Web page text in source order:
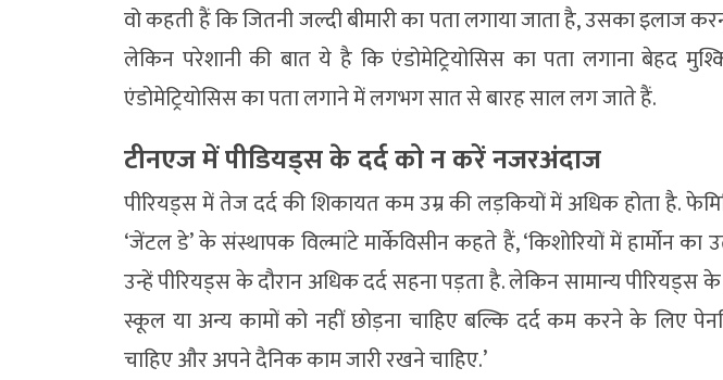
वो कहती हैं कि जितनी जल्दी बीमारी का पता लगाया जाता है, उसका इलाज
लेकिन परेशानी की बात ये है कि एंडोमेट्रियोसिस का पता लगाना बेहद
एंडोमेट्रियोसिस का पता लगाने में लगभग सात से बारह साल लग जाते हैं.
टीनएज में पीडियड्स के दर्द को न करें नजरअंदाज
पीरियड्स में तेज दर्द की शिकायत कम उम्र की लड़कियों में अधिक होता है.
‘जेंटल डे’ के संस्थापक विल्मांटे मार्केविसीन कहते हैं, ‘किशोरियों में हार्मोन का
उन्हें पीरियड्स के दौरान अधिक दर्द सहना पड़ता है. लेकिन सामान्य पीरियड्स
स्कूल या अन्य कामों को नहीं छोड़ना चाहिए बल्कि दर्द कम करने के लिए
चाहिए और अपने दैनिक काम जारी रखने चाहिए.’